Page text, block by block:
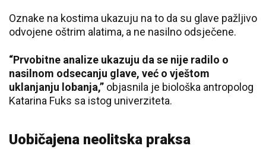
Oznake na kostima ukazuju na to da su glave pažljivo
odvojene oštrim alatima, a ne nasilno odsječene.
“Prvobitne analize ukazuju da se nije radilo o
nasilnom odsecanju glave, već o vještom
uklanjanju lobanja,” objasnila je biološka antropolog
Katarina Fuks sa istog univerziteta.
Uobičajena neolitska praksa